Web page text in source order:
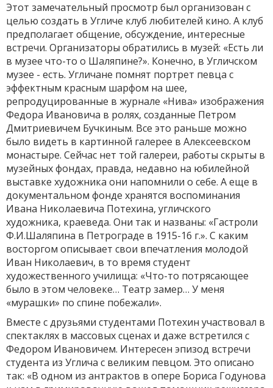
Этот замечательный просмотр был организован с
целью создать в Угличе клуб любителей кино. А клуб
предполагает общение, обсуждение, интересные
встречи. Организаторы обратились в музей: «Есть ли
в музее что-то о Шаляпине?». Конечно, в Угличском
музее - есть. Угличане помнят портрет певца с
эффектным красным шарфом на шее,
репродуцированные в журнале «Нива» изображения
Федора Ивановича в ролях, созданные Петром
Дмитриевичем Бучкиным. Все это раньше можно
было видеть в картинной галерее в Алексеевском
монастыре. Сейчас нет той галереи, работы скрыты в
музейных фондах, правда, недавно на юбилейной
выставке художника они напомнили о себе. А еще в
документальном фонде хранятся воспоминания
Ивана Николаевича Потехина, угличского
художника, краеведа. Они так и названы: «Гастроли
Ф.И.Шаляпина в Петрограде в 1915-16 г.». С каким
восторгом описывает свои впечатления молодой
Иван Николаевич, в то время студент
художественного училища: «Что-то потрясающее
было в этом человеке… Театр замер… У меня
«мурашки» по спине побежали».
Вместе с друзьями студентами Потехин участвовал в
спектаклях в массовых сценах и даже встретился с
Федором Ивановичем. Интересен эпизод встречи
студента из Углича с великим певцом. Это описано
так: «В одном из антрактов в опере Бориса Годунова